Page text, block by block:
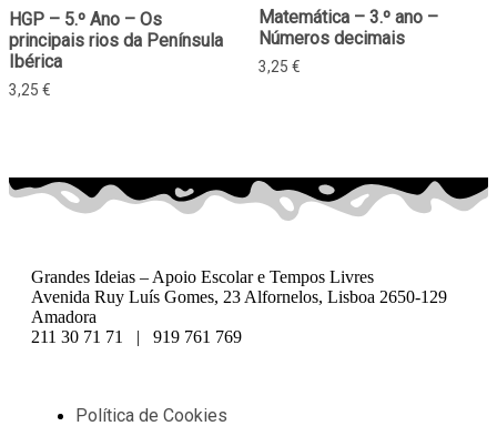
HGP – 5.º Ano – Os
principais rios da Península
Ibérica
3,25 €
Matemática – 3.º ano –
Números decimais
3,25 €
Grandes Ideias – Apoio Escolar e Tempos Livres
Avenida Ruy Luís Gomes, 23 Alfornelos, Lisboa 2650-129
Amadora
211 30 71 71 | 919 761 769
Política de Cookies